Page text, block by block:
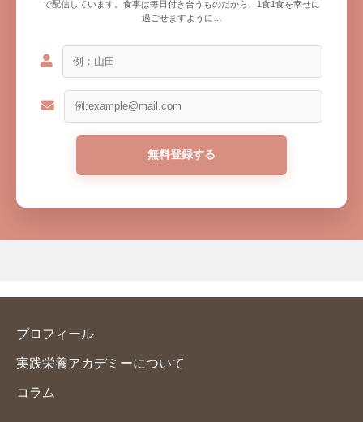
で配信しています。食事は毎日付き合うものだから、1食1食を幸せに
過ごせますように…
プロフィール
実践栄養アカデミーについて
コラム